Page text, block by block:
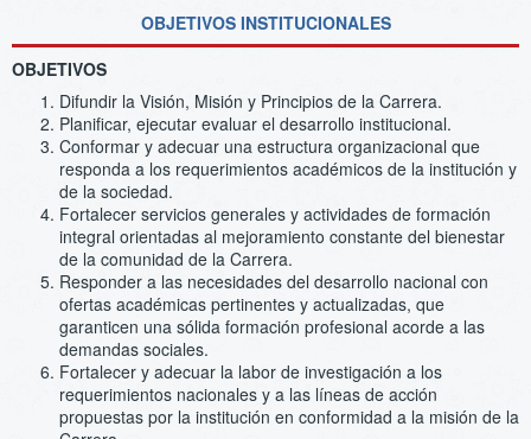
OBJETIVOS INSTITUCIONALES
OBJETIVOS
Difundir la Visión, Misión y Principios de la Carrera.
Planificar, ejecutar evaluar el desarrollo institucional.
Conformar y adecuar una estructura organizacional que
responda a los requerimientos académicos de la institución y
de la sociedad.
Fortalecer servicios generales y actividades de formación
integral orientadas al mejoramiento constante del bienestar
de la comunidad de la Carrera.
Responder a las necesidades del desarrollo nacional con
ofertas académicas pertinentes y actualizadas, que
garanticen una sólida formación profesional acorde a las
demandas sociales.
Fortalecer y adecuar la labor de investigación a los
requerimientos nacionales y a las líneas de acción
propuestas por la institución en conformidad a la misión de la